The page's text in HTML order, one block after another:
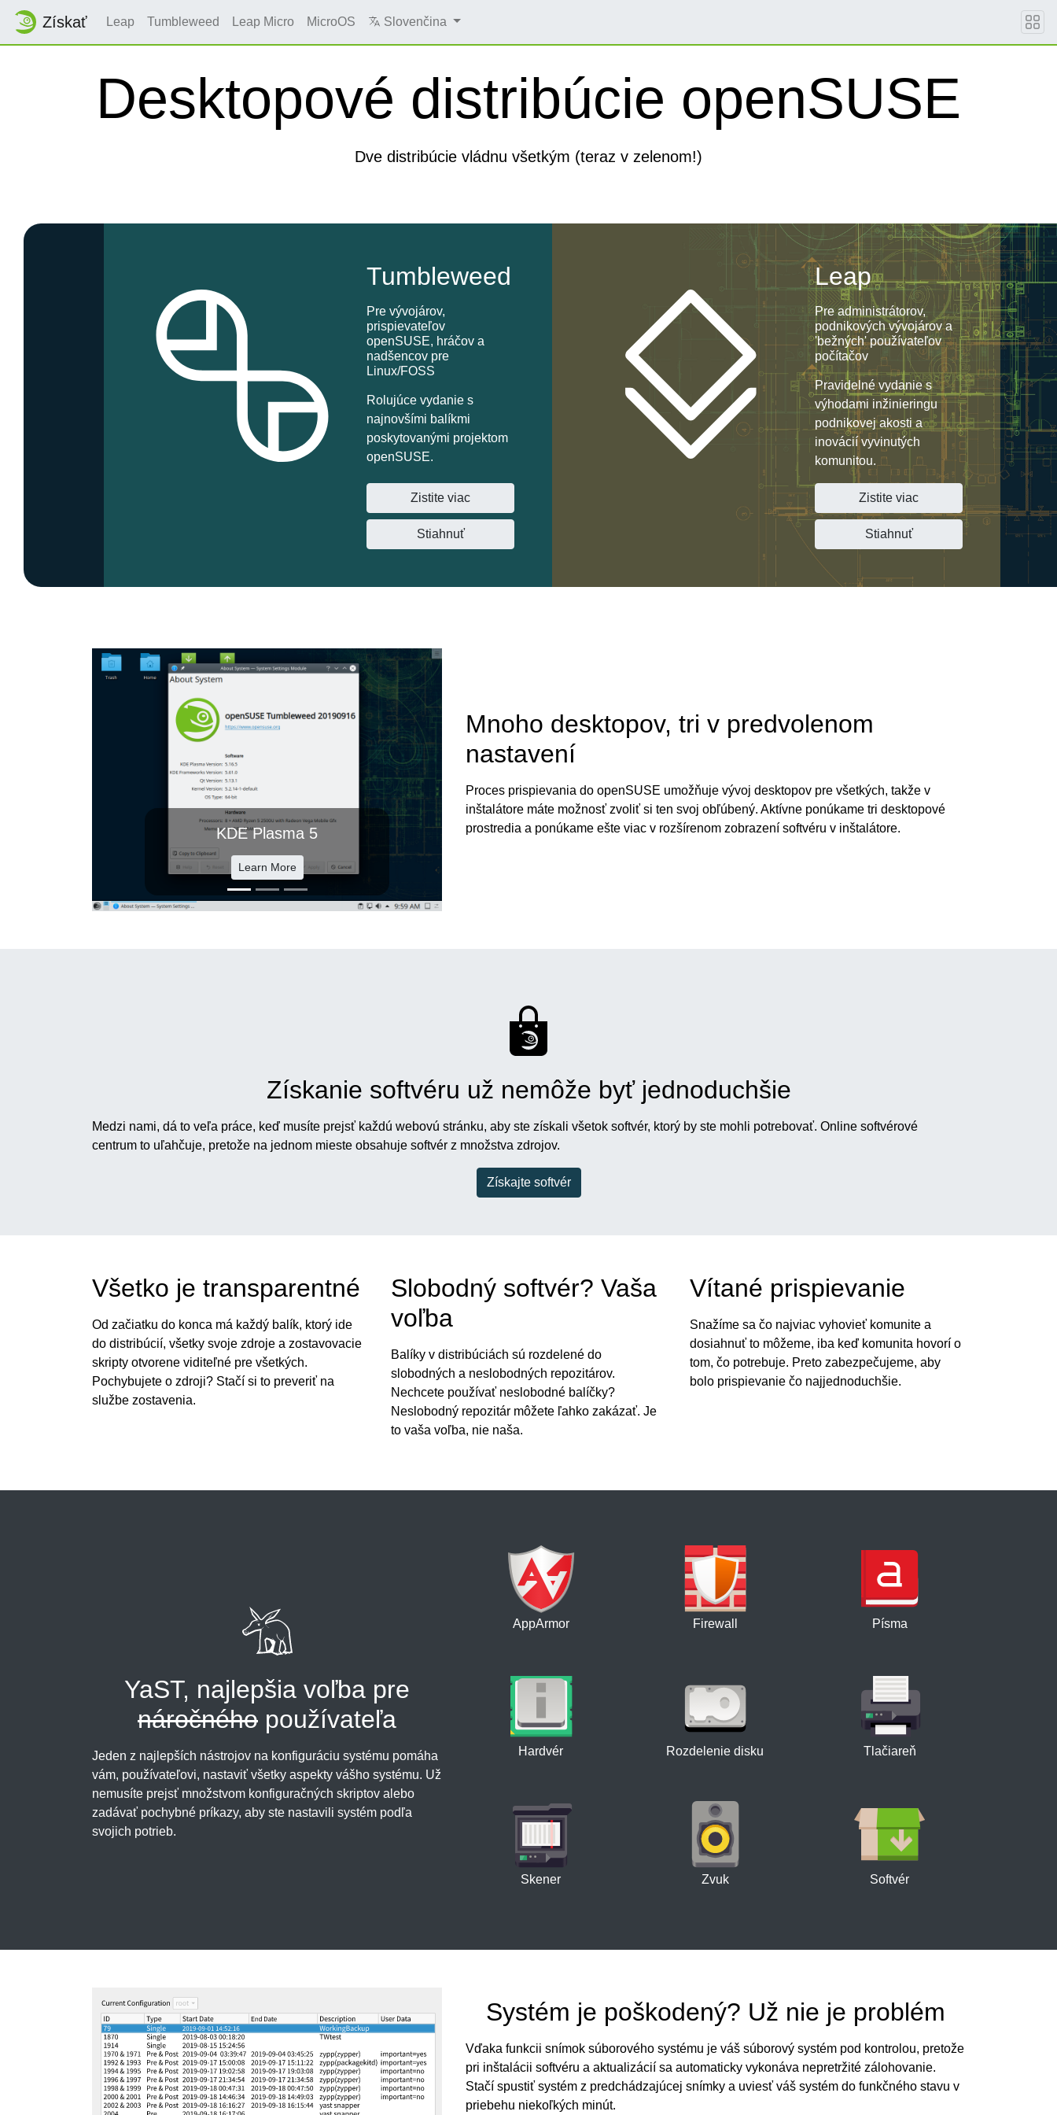
Získať Leap Tumbleweed Leap Micro MicroOS Slovenčina
Desktopové distribúcie openSUSE
Dve distribúcie vládnu všetkým (teraz v zelenom!)
Tumbleweed
Pre vývojárov,
prispievateľov
openSUSE, hráčov a
nadšencov pre
Linux/FOSS
Rolujúce vydanie s
najnovšími balíkmi
poskytovanými projektom
openSUSE.
Zistite viac
Stiahnuť
Leap
Pre administrátorov,
podnikových vývojárov a
'bežných' používateľov
počítačov
Pravidelné vydanie s
výhodami inžinieringu
podnikovej akosti a
inovácií vyvinutých
komunitou.
Zistite viac
Stiahnuť
KDE Plasma 5
Learn More
Mnoho desktopov, tri v predvolenom
nastavení
Proces prispievania do openSUSE umožňuje vývoj desktopov pre všetkých, takže v
inštalátore máte možnosť zvoliť si ten svoj obľúbený. Aktívne ponúkame tri desktopové
prostredia a ponúkame ešte viac v rozšírenom zobrazení softvéru v inštalátore.
Získanie softvéru už nemôže byť jednoduchšie
Medzi nami, dá to veľa práce, keď musíte prejsť každú webovú stránku, aby ste získali všetok softvér, ktorý by ste mohli potrebovať. Online softvérové
centrum to uľahčuje, pretože na jednom mieste obsahuje softvér z množstva zdrojov.
Získajte softvér
Všetko je transparentné
Od začiatku do konca má každý balík, ktorý ide
do distribúcií, všetky svoje zdroje a zostavovacie
skripty otvorene viditeľné pre všetkých.
Pochybujete o zdroji? Stačí si to preveriť na
službe zostavenia.
Slobodný softvér? Vaša
voľba
Balíky v distribúciách sú rozdelené do
slobodných a neslobodných repozitárov.
Nechcete používať neslobodné balíčky?
Neslobodný repozitár môžete ľahko zakázať. Je
to vaša voľba, nie naša.
Vítané prispievanie
Snažíme sa čo najviac vyhovieť komunite a
dosiahnuť to môžeme, iba keď komunita hovorí o
tom, čo potrebuje. Preto zabezpečujeme, aby
bolo prispievanie čo najjednoduchšie.
YaST, najlepšia voľba pre
náročného používateľa
Jeden z najlepších nástrojov na konfiguráciu systému pomáha
vám, používateľovi, nastaviť všetky aspekty vášho systému. Už
nemusíte prejsť množstvom konfiguračných skriptov alebo
zadávať pochybné príkazy, aby ste nastavili systém podľa
svojich potrieb.
AppArmor Firewall Písma
Hardvér Rozdelenie disku Tlačiareň
Skener Zvuk Softvér
Systém je poškodený? Už nie je problém
Vďaka funkcii snímok súborového systému je váš súborový systém pod kontrolou, pretože
pri inštalácii softvéru a aktualizácií sa automaticky vykonáva nepretržité zálohovanie.
Stačí spustiť systém z predchádzajúcej snímky a uviesť váš systém do funkčného stavu v
priebehu niekoľkých minút.